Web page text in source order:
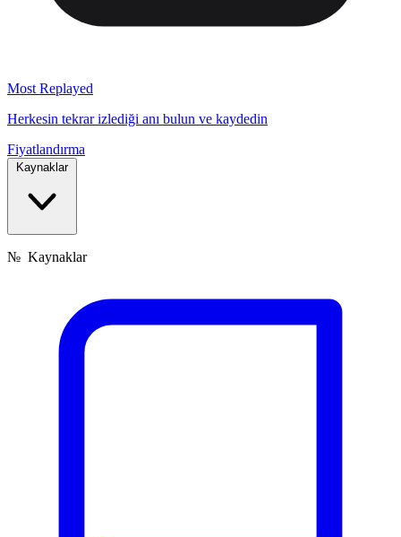
Most Replayed
Herkesin tekrar izlediği anı bulun ve kaydedin
Fiyatlandırma
Kaynaklar
№ Kaynaklar